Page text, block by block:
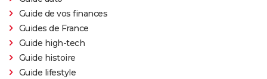
Guide de vos finances
Guides de France
Guide high-tech
Guide histoire
Guide lifestyle